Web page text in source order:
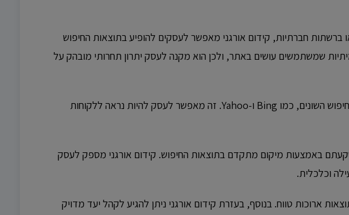
ברשתות חברתיות, קידום אורגני מאפשר לעסקים להופיע בתוצאות החיפוש
שמשתמשים עושים באתר, ולכן הוא מקנה לעסק יתרון תחרותי מובהק על
המטרה העיקרית של קידום אורגני היא להשיג מיקומים מתקדמים בתוצאות החיפוש האורגניות בגוגל ובמנועי החיפוש השונים, כמו Bing ו-Yahoo. זה מאפשר לעסק להיות נראה ללקוחות
באמצעות מיקום מתקדם בתוצאות החיפוש. קידום אורגני מספק לעסק
וכלכלית.
ארוכות טווח. בנוסף, בעזרת קידום אורגני ניתן להגיע לקהל יעד מדויק